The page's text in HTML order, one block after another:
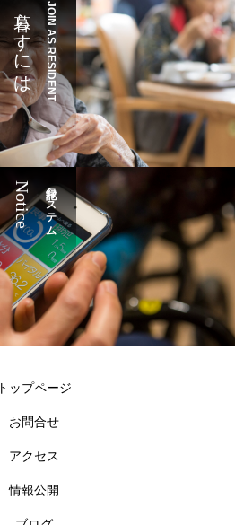
JOIN AS RESIDENT
暮らすには
記録システム
Notice
トップページ
お問合せ
アクセス
情報公開